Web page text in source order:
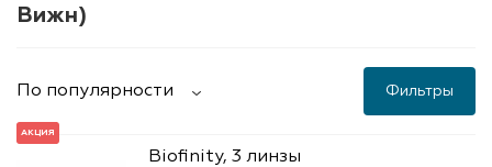
Вижн)
По популярности Фильтры
АКЦИЯ
Biofinity, 3 линзы